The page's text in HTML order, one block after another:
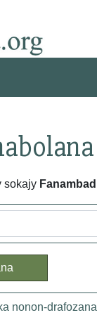
sokajy
nonon-drafozana